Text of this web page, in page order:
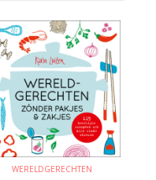
WERELDGERECHTEN